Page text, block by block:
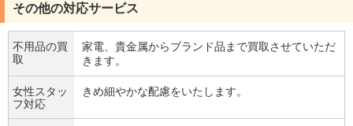
その他の対応サービス
不用品の買
取
家電、貴金属からブランド品まで買取させていただ
きます。
女性スタッ
フ対応
きめ細やかな配慮をいたします。